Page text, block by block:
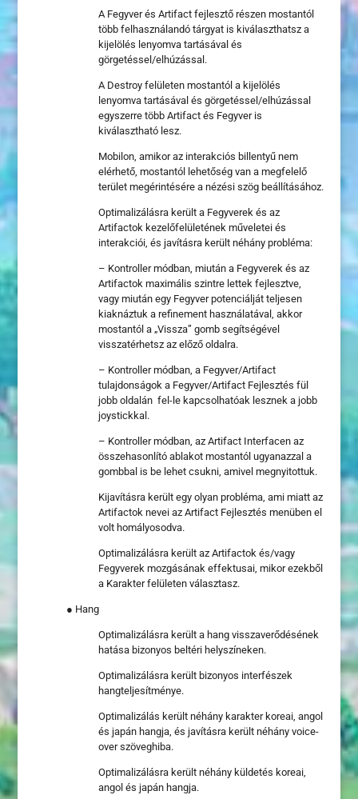
A Fegyver és Artifact fejlesztő részen mostantól
több felhasználandó tárgyat is kiválaszthatsz a
kijelölés lenyomva tartásával és
görgetéssel/elhúzással.
A Destroy felületen mostantól a kijelölés
lenyomva tartásával és görgetéssel/elhúzással
egyszerre több Artifact és Fegyver is
kiválasztható lesz.
Mobilon, amikor az interakciós billentyű nem
elérhető, mostantól lehetőség van a megfelelő
terület megérintésére a nézési szög beállításához.
Optimalizálásra került a Fegyverek és az
Artifactok kezelőfelületének műveletei és
interakciói, és javításra került néhány probléma:
– Kontroller módban, miután a Fegyverek és az
Artifactok maximális szintre lettek fejlesztve,
vagy miután egy Fegyver potenciálját teljesen
kiaknáztuk a refinement használatával, akkor
mostantól a „Vissza” gomb segítségével
visszatérhetsz az előző oldalra.
– Kontroller módban, a Fegyver/Artifact
tulajdonságok a Fegyver/Artifact Fejlesztés fül
jobb oldalán fel-le kapcsolhatóak lesznek a jobb
joystickkal.
– Kontroller módban, az Artifact Interfacen az
összehasonlító ablakot mostantól ugyanazzal a
gombbal is be lehet csukni, amivel megnyitottuk.
Kijavításra került egy olyan probléma, ami miatt az
Artifactok nevei az Artifact Fejlesztés menüben el
volt homályosodva.
Optimalizálásra került az Artifactok és/vagy
Fegyverek mozgásának effektusai, mikor ezekből
a Karakter felületen választasz.
● Hang
Optimalizálásra került a hang visszaverődésének
hatása bizonyos beltéri helyszíneken.
Optimalizálásra került bizonyos interfészek
hangteljesítménye.
Optimalizálás került néhány karakter koreai, angol
és japán hangja, és javításra került néhány voice-
over szöveghiba.
Optimalizálásra került néhány küldetés koreai,
angol és japán hangja.